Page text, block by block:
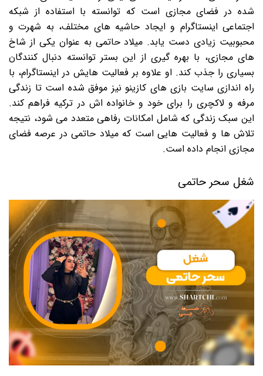
شده در فضای مجازی است که توانسته با استفاده از شبکه
اجتماعی اینستاگرام و ایجاد حاشیه های مختلف، به شهرت و
محبوبیت زیادی دست یابد. میلاد حاتمی به عنوان یکی از شاخ
های مجازی، با بهره گیری از این بستر توانسته دنبال کنندگان
بسیاری را جذب کند. او علاوه بر فعالیت هایش در اینستاگرام، با
راه اندازی سایت بازی های کازینو نیز موفق شده است تا زندگی
مرفه و لاکچری را برای خود و خانواده اش در ترکیه فراهم کند.
این سبک زندگی که شامل امکانات رفاهی متعدد می شود، نتیجه
تلاش ها و فعالیت هایی است که میلاد حاتمی در عرصه فضای
مجازی انجام داده است.
شغل سحر حاتمی